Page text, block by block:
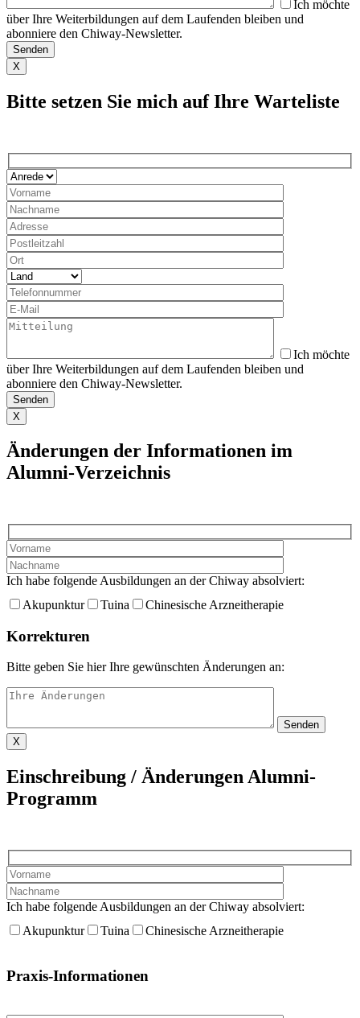
Ich möchte
über Ihre Weiterbildungen auf dem Laufenden bleiben und
abonniere den Chiway-Newsletter.
X
Bitte setzen Sie mich auf Ihre Warteliste
Ich möchte
über Ihre Weiterbildungen auf dem Laufenden bleiben und
abonniere den Chiway-Newsletter.
X
Änderungen der Informationen im
Alumni-Verzeichnis
Ich habe folgende Ausbildungen an der Chiway absolviert:
Akupunktur
Tuina Chinesische Arzneitherapie
Korrekturen
Bitte geben Sie hier Ihre gewünschten Änderungen an:
X
Einschreibung / Änderungen Alumni-
Programm
Ich habe folgende Ausbildungen an der Chiway absolviert:
Akupunktur
Tuina Chinesische Arzneitherapie
Praxis-Informationen